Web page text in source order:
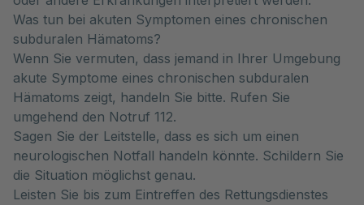
Was tun bei akuten Symptomen eines chronischen
subduralen Hämatoms?
Wenn Sie vermuten, dass jemand in Ihrer Umgebung
akute Symptome eines chronischen subduralen
Hämatoms zeigt, handeln Sie bitte. Rufen Sie
umgehend den Notruf 112.
Sagen Sie der Leitstelle, dass es sich um einen
neurologischen Notfall handeln könnte. Schildern Sie
die Situation möglichst genau.
Leisten Sie bis zum Eintreffen des Rettungsdienstes